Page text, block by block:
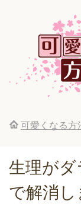
可愛くなる方
生理が
で解消し